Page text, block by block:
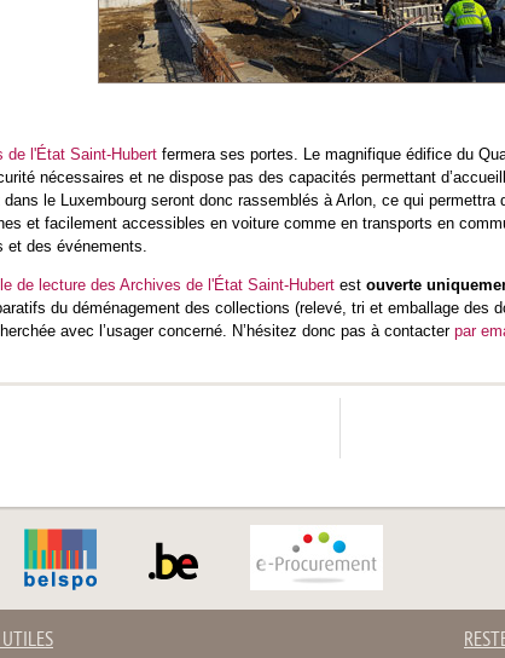
de l'État Saint-Hubert fermera ses portes. Le magnifique édifice du
nécessaires et ne dispose pas des capacités permettant
le Luxembourg seront donc rassemblés à Arlon, ce qui
et facilement accessibles en voiture comme en transports en
et des événements.
de lecture des Archives de l'État Saint-Hubert est ouverte
du déménagement des collections (relevé, tri et emballage des
avec l’usager concerné. N’hésitez donc pas à contacter par